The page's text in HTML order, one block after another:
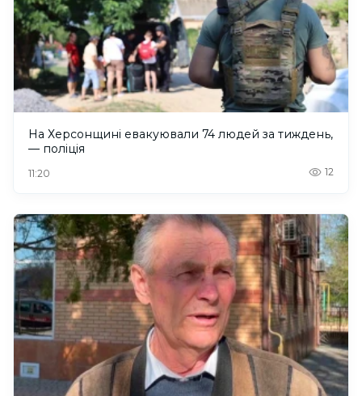
На Херсонщині евакуювали 74 людей за тиждень,
— поліція
11:20 12